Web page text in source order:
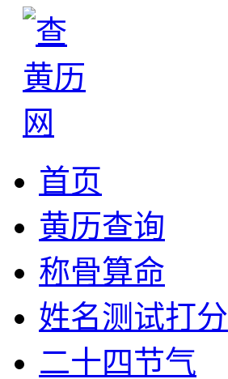
首页
黄历查询
称骨算命
姓名测试打分
二十四节气